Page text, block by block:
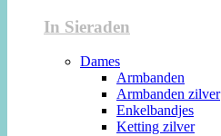
In Sieraden
Dames
Armbanden
Armbanden zilver
Enkelbandjes
Ketting zilver